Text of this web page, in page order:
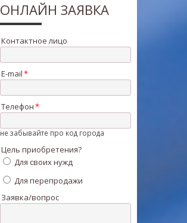
ОНЛАЙН ЗАЯВКА
Контактное лицо
E-mail
Телефон
не забывайте про код города
Цель приобретения?
Для своих нужд
Для перепродажи
Заявка/вопрос